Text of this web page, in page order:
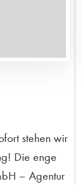
stehen wir
Die enge
– Agentur